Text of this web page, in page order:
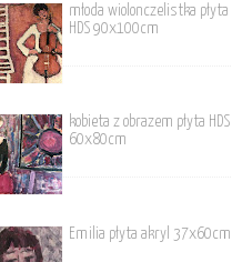
młoda wiolonczelistka płyta
HDS 90x100cm
kobieta z obrazem płyta HDS
60x80cm
Emilia płyta akryl 37x60cm